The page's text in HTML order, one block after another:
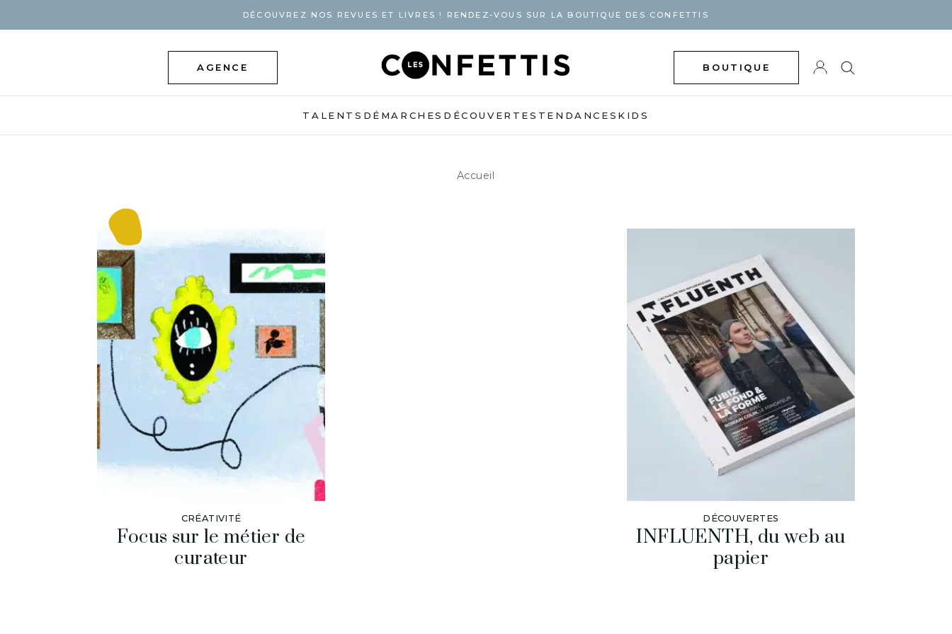
DÉCOUVREZ NOS REVUES ET LIVRES ! RENDEZ-VOUS SUR LA BOUTIQUE DES CONFETTIS
AGENCE BOUTIQUE
TALENTS DÉMARCHES DÉCOUVERTES TENDANCES KIDS
Accueil
CRÉATIVITÉ
Focus sur le métier de
curateur
DÉCOUVERTES
INFLUENTH, du web au
papier